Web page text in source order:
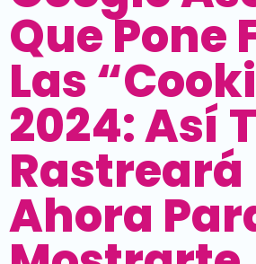
Que Pone
Las
2024: Así
Rastreará
Ahora